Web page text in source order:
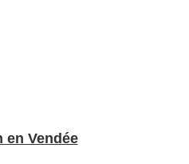
en Vendée